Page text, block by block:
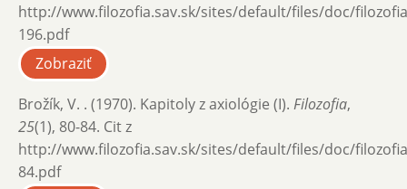
http://www.filozofia.sav.sk/sites/default/files/doc/
196.pdf
Zobraziť
Brožík, V. . (1970). Kapitoly z axiológie (I). Filozofia,
25(1), 80-84. Cit z
http://www.filozofia.sav.sk/sites/default/files/doc/
84.pdf